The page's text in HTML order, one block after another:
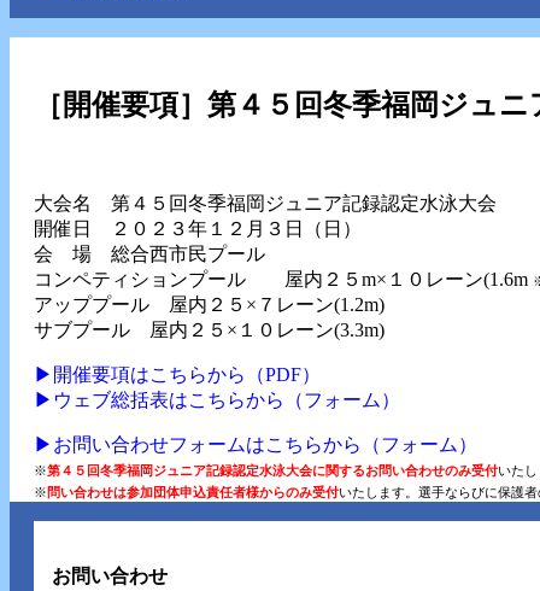
［開催要項］第４５回冬季福岡ジュ
大会名 第４５回冬季福岡ジュニア記録認定水泳大会
開催日 ２０２３年１２月３日（日）
会 場 総合西市民プール
コンペティションプール 屋内２５m×１０レーン(1.6m
アッププール 屋内２５×７レーン(1.2m)
サブプール 屋内２５×１０レーン(3.3m)
▶︎開催要項はこちらから（PDF）
▶︎ウェブ総括表はこちらから（フォーム）
▶︎お問い合わせフォームはこちらから（フォーム）
※第４５回冬季福岡ジュニア記録認定水泳大会に関するお問い合わせのみ受付いた
※ 問い合わせは参加団体申込責任者様からのみ受付いたします。選手ならびに保護
お問い合わせ